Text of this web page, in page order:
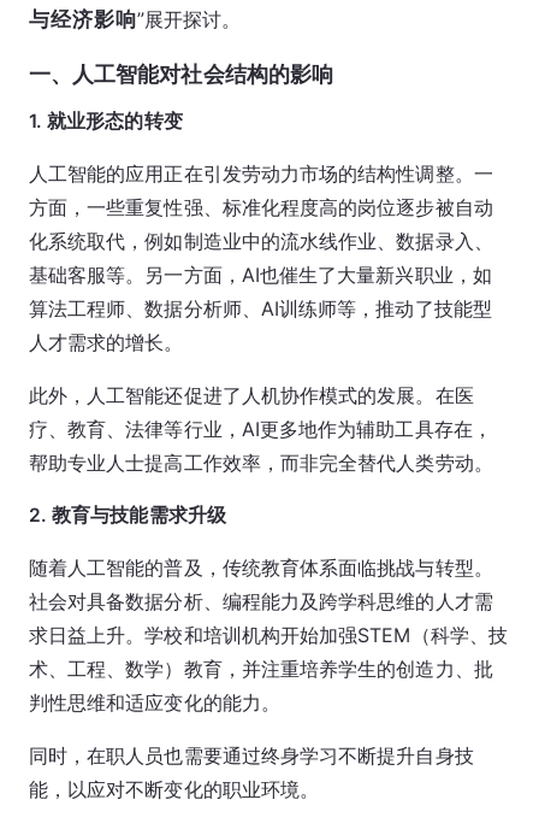
与经济影响”展开探讨。
一、人工智能对社会结构的影响
1. 就业形态的转变
人工智能的应用正在引发劳动力市场的结构性调整。一
方面，一些重复性强、标准化程度高的岗位逐步被自动
化系统取代，例如制造业中的流水线作业、数据录入、
基础客服等。另一方面，AI也催生了大量新兴职业，如
算法工程师、数据分析师、AI训练师等，推动了技能型
人才需求的增长。
此外，人工智能还促进了人机协作模式的发展。在医
疗、教育、法律等行业，AI更多地作为辅助工具存在，
帮助专业人士提高工作效率，而非完全替代人类劳动。
2. 教育与技能需求升级
随着人工智能的普及，传统教育体系面临挑战与转型。
社会对具备数据分析、编程能力及跨学科思维的人才需
求日益上升。学校和培训机构开始加强STEM（科学、技
术、工程、数学）教育，并注重培养学生的创造力、批
判性思维和适应变化的能力。
同时，在职人员也需要通过终身学习不断提升自身技
能，以应对不断变化的职业环境。